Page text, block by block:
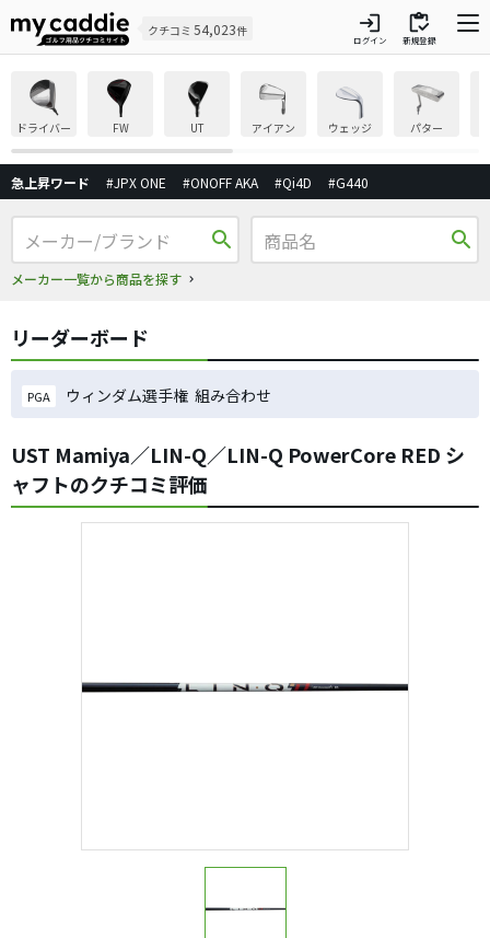
クチコミ 54,023件 login
ログイン
inventory
新規登録
ドライバー FW UT アイアン ウェッジ パター
急上昇ワード #JPX ONE #ONOFF AKA #Qi4D #G440
search
メーカー一覧から商品を探す
search
リーダーボード
PGA ウィンダム選手権 組み合わせ
UST Mamiya／LIN-Q／LIN-Q PowerCore RED シ
ャフトのクチコミ評価